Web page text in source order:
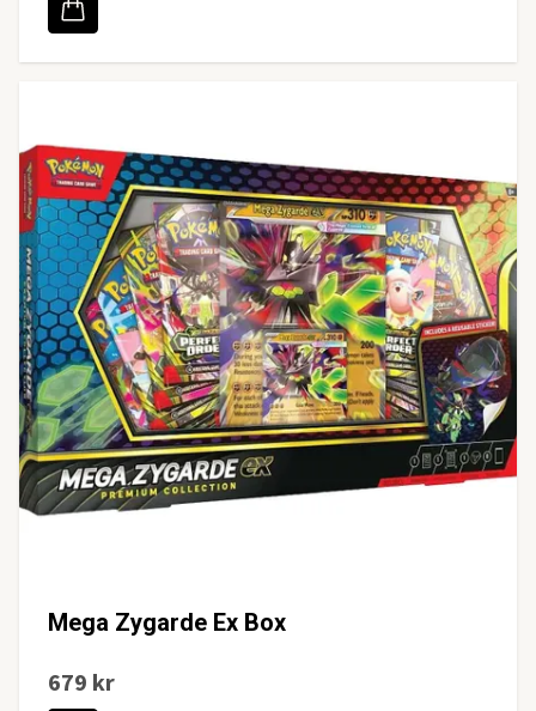
Mega Zygarde Ex Box
679 kr